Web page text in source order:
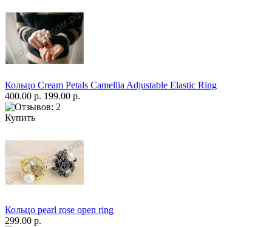
Кольцо Cream Petals Camellia Adjustable Elastic Ring
400.00 р. 199.00 р.
Купить
Кольцо pearl rose open ring
299.00 р.